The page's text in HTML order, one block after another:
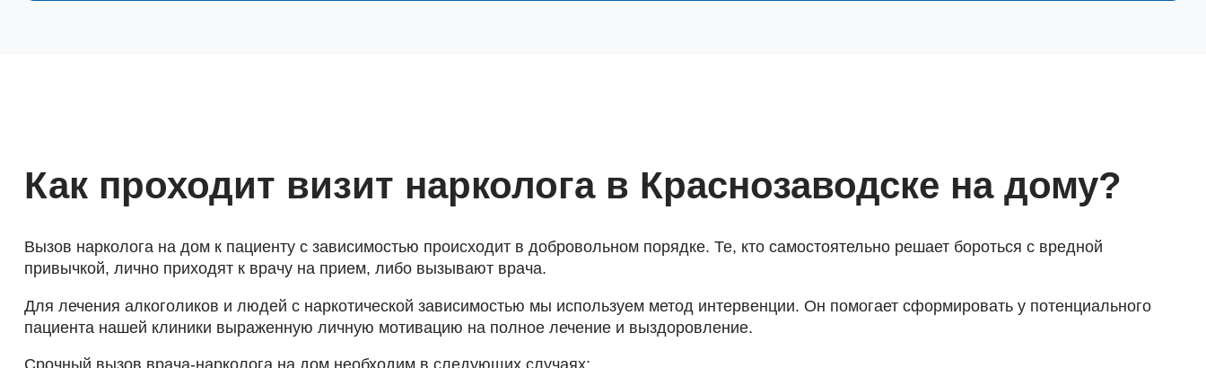
Как проходит визит нарколога в Краснозаводске на дому?
Вызов нарколога на дом к пациенту с зависимостью происходит в добровольном порядке. Те, кто самостоятельно решает бороться с вредной
привычкой, лично приходят к врачу на прием, либо вызывают врача.
Для лечения алкоголиков и людей с наркотической зависимостью мы используем метод интервенции. Он помогает сформировать у потенциального
пациента нашей клиники выраженную личную мотивацию на полное лечение и выздоровление.
Срочный вызов врача-нарколога на дом необходим в следующих случаях: